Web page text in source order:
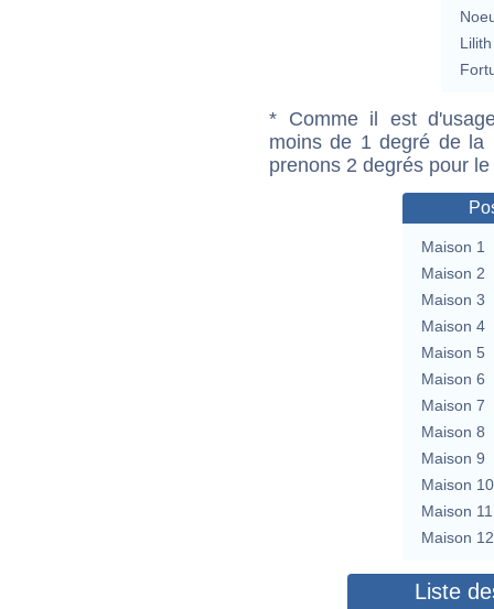
Lilith
* Comme il est
moins de 1 degré de la
prenons 2 degrés pour
Maison 1
Maison 2
Maison 3
Maison 4
Maison 5
Maison 6
Maison 7
Maison 8
Maison 9
Maison 10
Maison 11
Maison 12
Liste